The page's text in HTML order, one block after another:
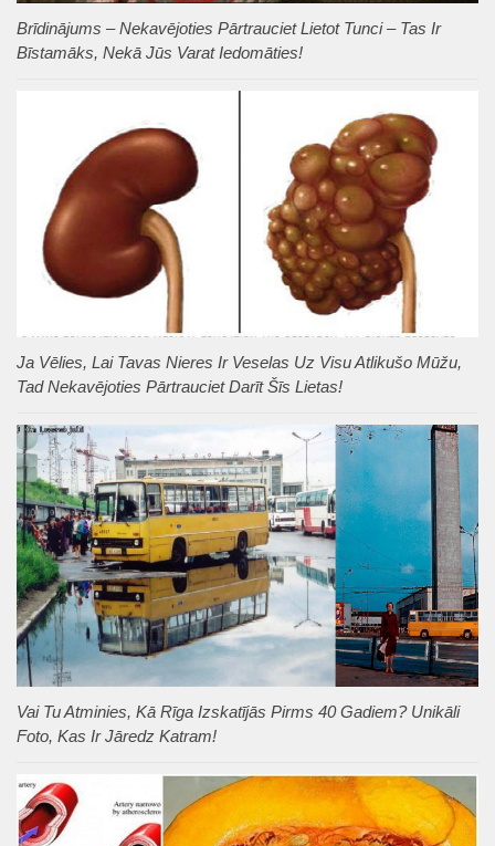
Brīdinājums – Nekavējoties Pārtrauciet Lietot Tunci – Tas Ir
Bīstamāks, Nekā Jūs Varat Iedomāties!
Ja Vēlies, Lai Tavas Nieres Ir Veselas Uz Visu Atlikušo Mūžu,
Tad Nekavējoties Pārtrauciet Darīt Šīs Lietas!
Vai Tu Atminies, Kā Rīga Izskatījās Pirms 40 Gadiem? Unikāli
Foto, Kas Ir Jāredz Katram!